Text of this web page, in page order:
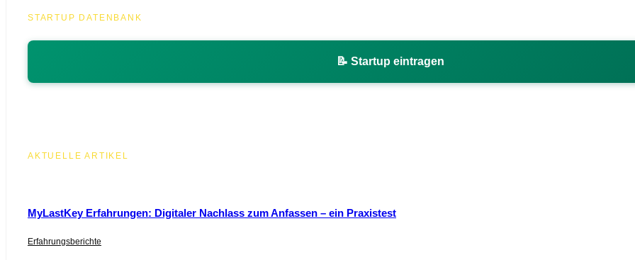
STARTUP DATENBANK
📝 Startup eintragen
AKTUELLE ARTIKEL
MyLastKey Erfahrungen: Digitaler Nachlass zum Anfassen – ein Praxistest
Erfahrungsberichte